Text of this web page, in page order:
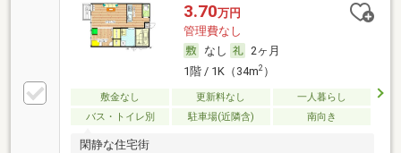
3.70万円
管理費なし
なし
2ヶ月
1階 / 1K（34m2）
敷金なし 更新料なし
一人暮らし
バス・トイレ別
駐車場(近隣含) 南向き
閑静な住宅街